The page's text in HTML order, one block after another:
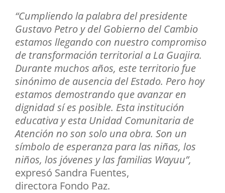
“Cumpliendo la palabra del presidente
Gustavo Petro y del Gobierno del Cambio
estamos llegando con nuestro compromiso
de transformación territorial a La Guajira.
Durante muchos años, este territorio fue
sinónimo de ausencia del Estado. Pero hoy
estamos demostrando que avanzar en
dignidad sí es posible. Esta institución
educativa y esta Unidad Comunitaria de
Atención no son solo una obra. Son un
símbolo de esperanza para las niñas, los
niños, los jóvenes y las familias Wayuu”,
expresó Sandra Fuentes,
directora Fondo Paz.